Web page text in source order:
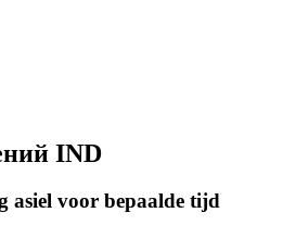
IND
asiel voor bepaalde tijd